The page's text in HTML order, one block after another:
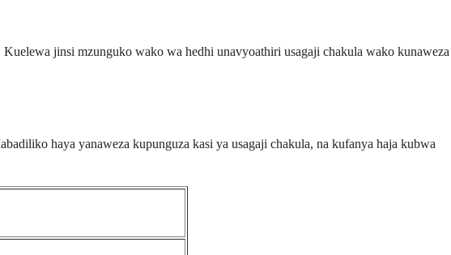
jinsi mzunguko wako wa hedhi unavyoathiri usagaji chakula wako kunaweza
haya yanaweza kupunguza kasi ya usagaji chakula, na kufanya haja kubwa